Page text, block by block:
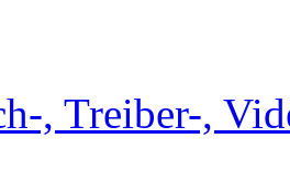
, Treiber-,